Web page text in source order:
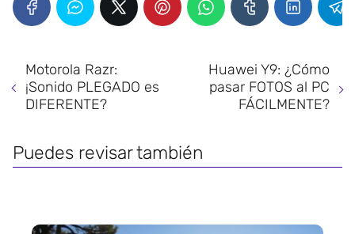
Motorola Razr:
¡Sonido PLEGADO es
DIFERENTE?
Huawei Y9: ¿Cómo
pasar FOTOS al PC
FÁCILMENTE?
Puedes revisar también